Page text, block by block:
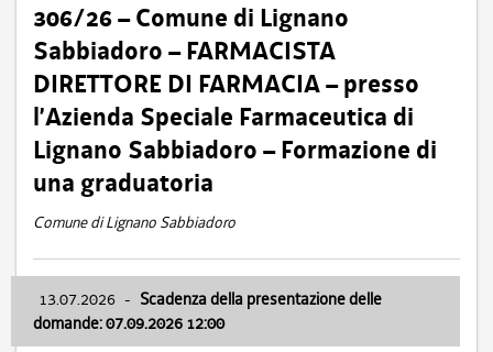
306/26 – Comune di Lignano
Sabbiadoro – FARMACISTA
DIRETTORE DI FARMACIA – presso
l’Azienda Speciale Farmaceutica di
Lignano Sabbiadoro – Formazione di
una graduatoria
Comune di Lignano Sabbiadoro
13.07.2026 - Scadenza della presentazione delle
domande: 07.09.2026 12:00